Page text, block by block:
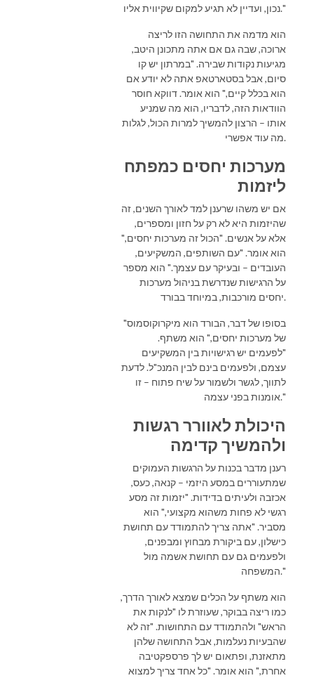
נכון, ועדיין לא תגיע למקום שקיווית אליו."
הוא מדמה את התחושה הזו לריצה
ארוכה, שבה גם אם אתה מתכונן היטב,
מגיעות נקודות שבירה. "במרתון יש קו
סיום, אבל בסטארטאפ אתה לא יודע אם
הוא בכלל קיים," הוא אומר. דווקא חוסר
הוודאות הזה, לדבריו, הוא מה שמניע
אותו – הרצון להמשיך למרות הכול, לגלות
מה עוד אפשרי.
מערכות יחסים כמפתח
ליזמות
אם יש משהו שרענן למד לאורך השנים, זה
שהיזמות היא לא רק על חזון ומספרים,
אלא על אנשים. "הכול זה מערכות יחסים,"
הוא אומר. "עם השותפים, המשקיעים,
העובדים – ובעיקר עם עצמך." הוא מספר
על הרגישות שנדרשת בניהול מערכות
יחסים מורכבות, במיוחד בבורד.
"בסופו של דבר, הבורד הוא מיקרוקוסמוס
של מערכות יחסים," הוא משתף.
"לפעמים יש רגישויות בין המשקיעים
עצמם, ולפעמים בינם לבין המנכ"ל. לדעת
לתווך, לגשר ולשמור על שיח פתוח – זו
אומנות בפני עצמה."
היכולת לאוורר רגשות
ולהמשיך קדימה
רענן מדבר בכנות על הרגשות העמוקים
שמתעוררים במסע היזמי – קנאה, כעס,
אכזבה ולעיתים בדידות. "יזמות זה מסע
רגשי לא פחות משהוא מקצועי," הוא
מסביר. "אתה צריך להתמודד עם תחושת
כישלון, עם ביקורת מבחוץ ומבפנים,
ולפעמים גם עם תחושת אשמה מול
המשפחה."
הוא משתף על הכלים שמצא לאורך הדרך,
כמו ריצה בבוקר, שעוזרת לו "לנקות את
הראש" ולהתמודד עם התחושות. "זה לא
שהבעיות נעלמות, אבל התחושה שלהן
מתאזנת, ופתאום יש לך פרספקטיבה
אחרת," הוא אומר. "כל אחד צריך למצוא